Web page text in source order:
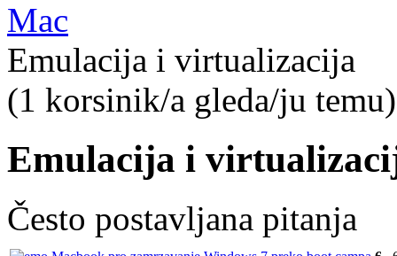
Mac
Emulacija i virtualizacija
(1 korsinik/a gleda/ju
Emulacija i
Često postavljana pitanja